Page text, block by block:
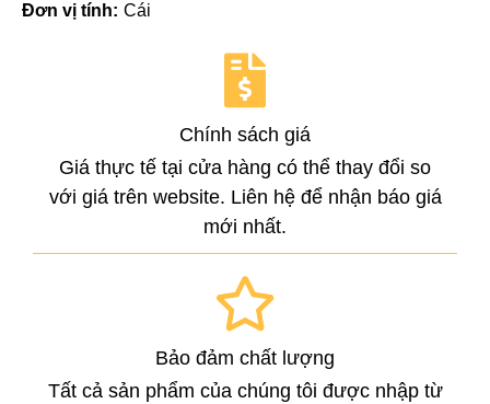
Đơn vị tính: Cái
Chính sách giá
Giá thực tế tại cửa hàng có thể thay đổi so
với giá trên website. Liên hệ để nhận báo giá
mới nhất.
Bảo đảm chất lượng
Tất cả sản phẩm của chúng tôi được nhập từ